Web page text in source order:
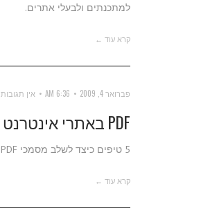
למתכנתים ולבעלי אתרים.
קרא עוד ←
פברואר 4, 2009 6:36 AM אין תגובות
PDF באתרי אינטרנט נגישים
5 טיפים כיצד לשלב מסמכי PDF באתר האינטרנט והיתרונות והחסרונות של שילוב מסמכים כאלו.
קרא עוד ←